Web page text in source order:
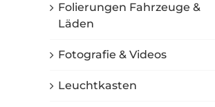
Folierungen Fahrzeuge &
Läden
Fotografie & Videos
Leuchtkasten